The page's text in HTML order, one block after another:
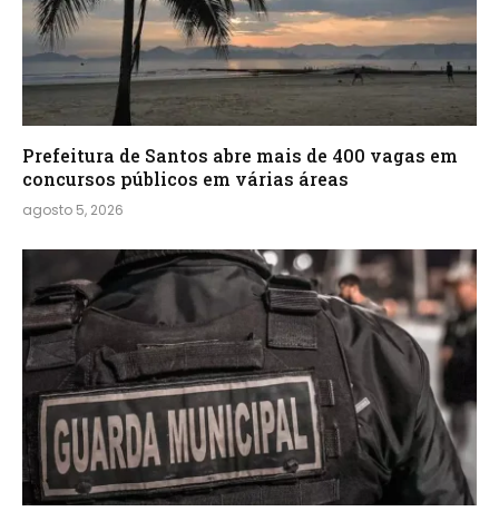
Prefeitura de Santos abre mais de 400 vagas em
concursos públicos em várias áreas
agosto 5, 2026